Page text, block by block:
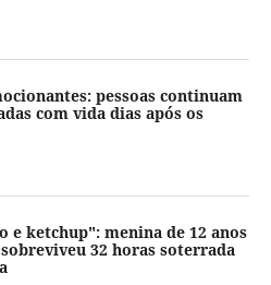
pessoas continuam
com vida dias após os
e ketchup": menina de 12 anos
32 horas soterrada